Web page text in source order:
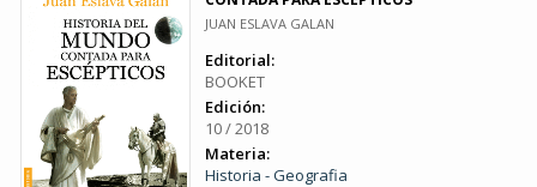
JUAN ESLAVA GALAN
Editorial:
BOOKET
Edición:
10 / 2018
Materia:
Historia - Geografia